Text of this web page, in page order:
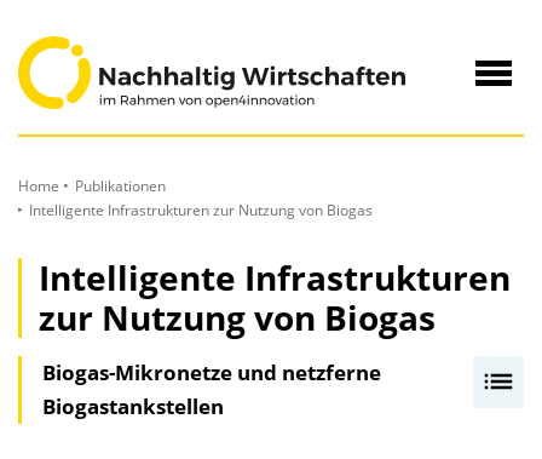
Inhalt
Home
Publikationen
Intelligente Infrastrukturen zur Nutzung von Biogas
Intelligente Infrastrukturen
zur Nutzung von Biogas
Biogas-Mikronetze und netzferne
Biogastankstellen